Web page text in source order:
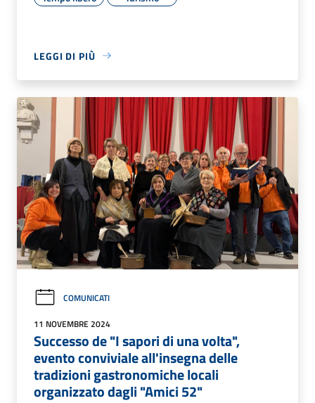
LEGGI DI PIÙ
COMUNICATI
11 NOVEMBRE 2024
Successo de "I sapori di una volta",
evento conviviale all'insegna delle
tradizioni gastronomiche locali
organizzato dagli "Amici 52"